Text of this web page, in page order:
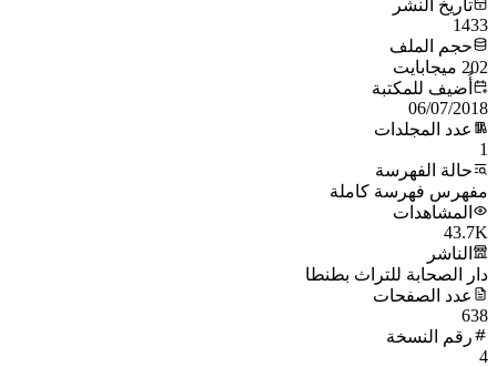
تاريخ النشر
1433
حجم الملف
202 ميجابايت
أُضيف للمكتبة
06/07/2018
عدد المجلدات
1
حالة الفهرسة
مفهرس فهرسة كاملة
المشاهدات
43.7K
الناشر
دار الصحابة للتراث بطنطا
عدد الصفحات
638
رقم النسخة
4